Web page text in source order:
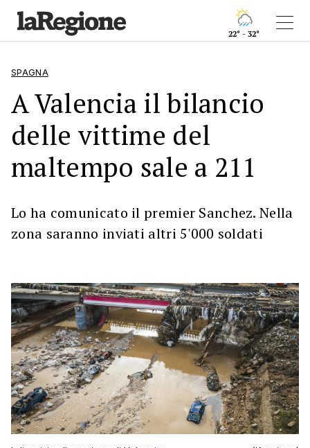
22° - 32°
SPAGNA
A Valencia il bilancio
delle vittime del
maltempo sale a 211
Lo ha comunicato il premier Sanchez. Nella
zona saranno inviati altri 5'000 soldati